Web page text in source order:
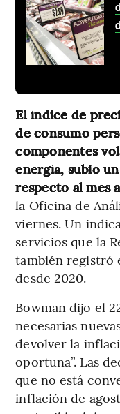
El índice de
de consumo
componentes
energía, subió
respecto al mes
la Oficina de
viernes. Un
servicios que la
también registró
desde 2020.
Bowman dijo el
necesarias
devolver la
oportuna”. Las
que no está
inflación de